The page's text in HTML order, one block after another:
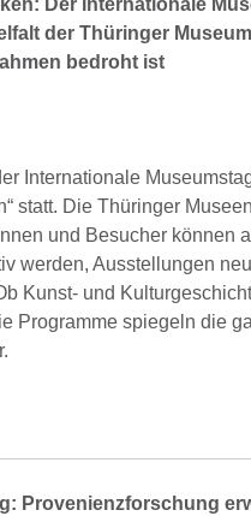
der Thüringer
bedroht ist
Internationale
statt. Die Thüringer
und Besucher können
werden, Ausstellungen
Kunst- und
Programme spiegeln die
Provenienzforschung